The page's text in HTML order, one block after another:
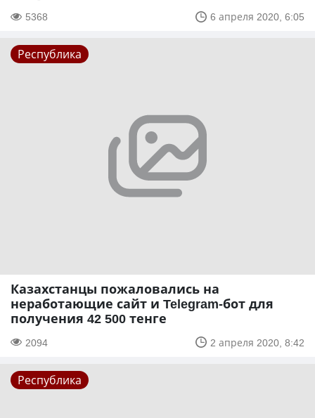
5368 6 апреля 2020, 6:05
Республика
Казахстанцы пожаловались на
неработающие сайт и Telegram-бот для
получения 42 500 тенге
2094 2 апреля 2020, 8:42
Республика